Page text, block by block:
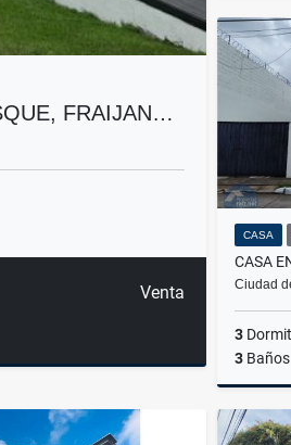
FRAIJAN…
Venta
CASA
Ciudad
3
3 Baños